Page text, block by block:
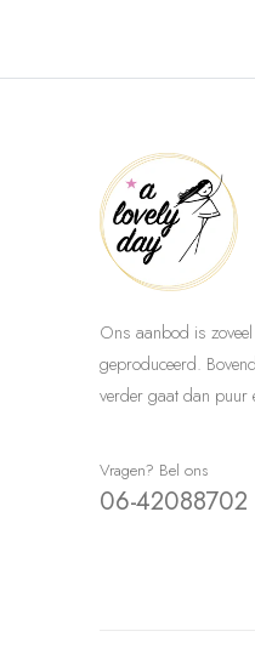
Ons aanbod is
geproduceerd.
verder gaat dan puur
Vragen? Bel ons
06-42088702